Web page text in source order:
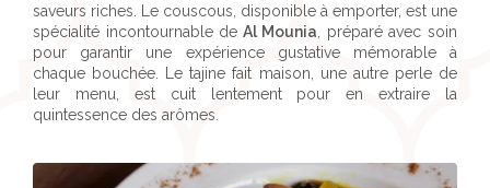
saveurs riches. Le couscous, disponible à emporter, est une
spécialité incontournable de Al Mounia , préparé avec soin
pour garantir une expérience gustative mémorable à
chaque bouchée. Le tajine fait maison, une autre perle de
leur menu, est cuit lentement pour en extraire la
quintessence des arômes.